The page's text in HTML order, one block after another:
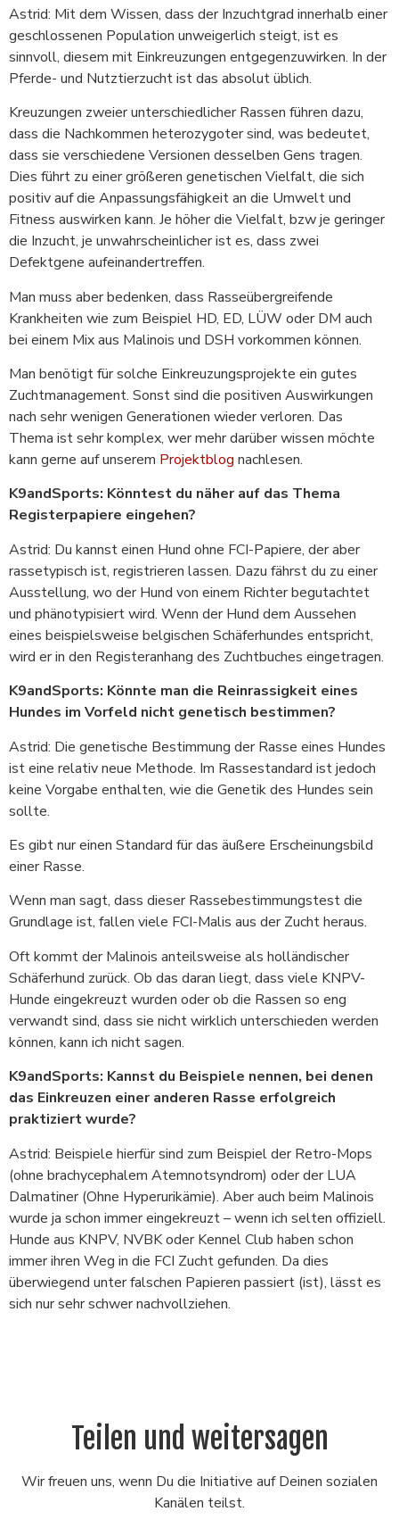
Astrid: Mit dem Wissen, dass der Inzuchtgrad innerhalb einer
geschlossenen Population unweigerlich steigt, ist es
sinnvoll, diesem mit Einkreuzungen entgegenzuwirken. In der
Pferde- und Nutztierzucht ist das absolut üblich.
Kreuzungen zweier unterschiedlicher Rassen führen dazu,
dass die Nachkommen heterozygoter sind, was bedeutet,
dass sie verschiedene Versionen desselben Gens tragen.
Dies führt zu einer größeren genetischen Vielfalt, die sich
positiv auf die Anpassungsfähigkeit an die Umwelt und
Fitness auswirken kann. Je höher die Vielfalt, bzw je geringer
die Inzucht, je unwahrscheinlicher ist es, dass zwei
Defektgene aufeinandertreffen.
Man muss aber bedenken, dass Rasseübergreifende
Krankheiten wie zum Beispiel HD, ED, LÜW oder DM auch
bei einem Mix aus Malinois und DSH vorkommen können.
Man benötigt für solche Einkreuzungsprojekte ein gutes
Zuchtmanagement. Sonst sind die positiven Auswirkungen
nach sehr wenigen Generationen wieder verloren. Das
Thema ist sehr komplex, wer mehr darüber wissen möchte
kann gerne auf unserem Projektblog nachlesen.
K9andSports: Könntest du näher auf das Thema
Registerpapiere eingehen?
Astrid: Du kannst einen Hund ohne FCI-Papiere, der aber
rassetypisch ist, registrieren lassen. Dazu fährst du zu einer
Ausstellung, wo der Hund von einem Richter begutachtet
und phänotypisiert wird. Wenn der Hund dem Aussehen
eines beispielsweise belgischen Schäferhundes entspricht,
wird er in den Registeranhang des Zuchtbuches eingetragen.
K9andSports: Könnte man die Reinrassigkeit eines
Hundes im Vorfeld nicht genetisch bestimmen?
Astrid: Die genetische Bestimmung der Rasse eines Hundes
ist eine relativ neue Methode. Im Rassestandard ist jedoch
keine Vorgabe enthalten, wie die Genetik des Hundes sein
sollte.
Es gibt nur einen Standard für das äußere Erscheinungsbild
einer Rasse.
Wenn man sagt, dass dieser Rassebestimmungstest die
Grundlage ist, fallen viele FCI-Malis aus der Zucht heraus.
Oft kommt der Malinois anteilsweise als holländischer
Schäferhund zurück. Ob das daran liegt, dass viele KNPV-
Hunde eingekreuzt wurden oder ob die Rassen so eng
verwandt sind, dass sie nicht wirklich unterschieden werden
können, kann ich nicht sagen.
K9andSports: Kannst du Beispiele nennen, bei denen
das Einkreuzen einer anderen Rasse erfolgreich
praktiziert wurde?
Astrid: Beispiele hierfür sind zum Beispiel der Retro-Mops
(ohne brachycephalem Atemnotsyndrom) oder der LUA
Dalmatiner (Ohne Hyperurikämie). Aber auch beim Malinois
wurde ja schon immer eingekreuzt – wenn ich selten offiziell.
Hunde aus KNPV, NVBK oder Kennel Club haben schon
immer ihren Weg in die FCI Zucht gefunden. Da dies
überwiegend unter falschen Papieren passiert (ist), lässt es
sich nur sehr schwer nachvollziehen.
Teilen und weitersagen
Wir freuen uns, wenn Du die Initiative auf Deinen sozialen
Kanälen teilst.